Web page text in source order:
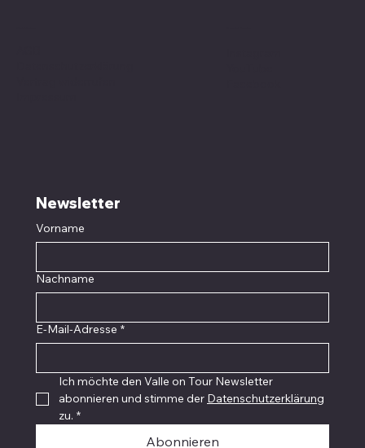
Newsletter
Vorname
Nachname
E-Mail-Adresse *
Ich möchte den Valle on Tour Newsletter
abonnieren und stimme der Datenschutzerklärung
zu. *
Abonnieren